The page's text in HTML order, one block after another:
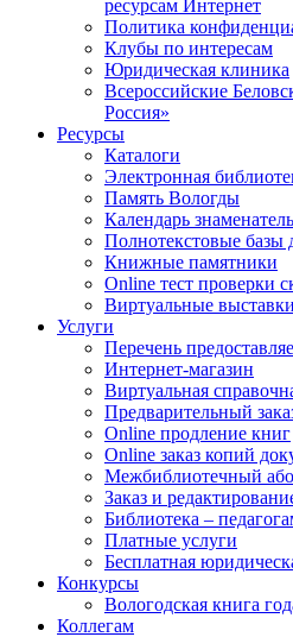
ресурсам Интернет
Политика
Клубы по интересам
Юридическая клиника
Всероссийские
Россия»
Ресурсы
Каталоги
Электронная
Память Вологды
Календарь
Полнотекстовые базы
Книжные памятники
Online тест проверки
Виртуальные выставки
Услуги
Перечень
Интернет-магазин
Виртуальная
Предварительный
Online продление книг
Online заказ копий
Межбиблиотечный
Заказ и
Библиотека –
Платные услуги
Бесплатная
Конкурсы
Вологодская книга
Коллегам